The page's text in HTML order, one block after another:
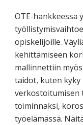
OTE-
opiskelijoille.
kehittämiseen
mallinnettiin
taidot, kuten kyky
verkostoitumisen
toiminnaksi,
työelämässä.